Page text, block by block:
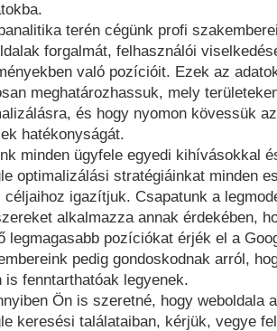
terén cégünk profi
forgalmát, felhasználói
való pozícióit. Ezek az
meghatározhassuk, mely
és hogy nyomon kövessük
hatékonyságát.
minden ügyfele egyedi kihívásokkal
optimalizálási stratégiáinkat minden
céljaihoz igazítjuk. Csapatunk a
alkalmazza annak érdekében,
legmagasabb pozíciókat érjék el a
pedig gondoskodnak arról,
is fenntarthatóak legyenek.
Ön is szeretné, hogy weboldala
keresési találataiban, kérjük, vegye